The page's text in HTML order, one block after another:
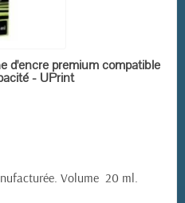
d'encre premium compatible
- UPrint
Volume 20 ml.